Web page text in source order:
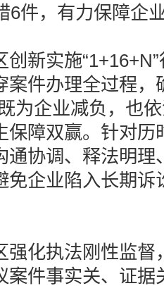
6件，有力保障企
实施“1+16+N”
案件办理全过程，
为企业减负，也
保障双赢。针对历
通协调、释法明理
免企业陷入长期诉
化执法刚性监督
案件事实关、证据